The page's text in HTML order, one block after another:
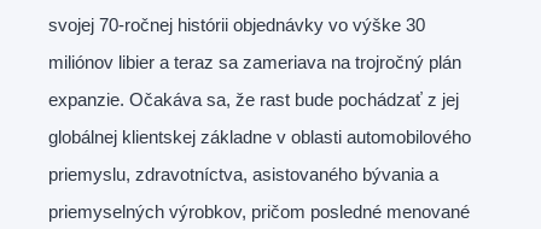
svojej 70-ročnej histórii objednávky vo výške 30
miliónov libier a teraz sa zameriava na trojročný plán
expanzie. Očakáva sa, že rast bude pochádzať z jej
globálnej klientskej základne v oblasti automobilového
priemyslu, zdravotníctva, asistovaného bývania a
priemyselných výrobkov, pričom posledné menované